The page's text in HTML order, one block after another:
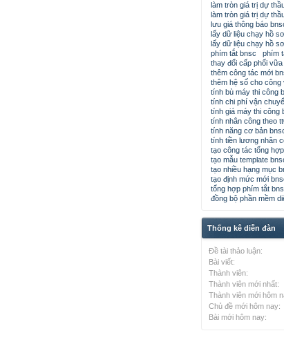
làm tròn giá trị dự
làm tròn giá trị dự
lưu giá thông báo
lấy dữ liệu chạy hồ sơ
lấy dữ liệu chạy hồ
phím tắt bnsc
phím
thay đổi cấp phối vữa
thêm công tác mới
thêm hệ số cho công
tính bù máy thi công
tính chi phí vận
tính giá máy thi công
tính nhân công theo
tính năng cơ bản
tính tiền lương nhân
tạo công tác tổng
tạo mẫu template
tạo nhiều hạng mục
tạo định mức mới
tổng hợp phím tắt
đồng bộ phần mềm
Thống kê diễn đàn
Đề tài thảo luận:
Bài viết:
Thành viên:
Thành viên mới nhất:
Thành viên mới hôm
Chủ đề mới hôm nay:
Bài mới hôm nay: